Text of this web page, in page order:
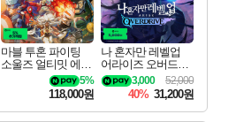
마블 투혼 파이팅
소울즈 얼티밋 에디
션 MARVEL Tokon
Fighting Souls Ultima
5%
118,000원
나 혼자만 레벨업
어라이즈 오버드라
이브 디럭스 에디션
Solo Leveling Arise
Overdrive Deluxe Edi
tion
52,000
3,000
40% 31,200원